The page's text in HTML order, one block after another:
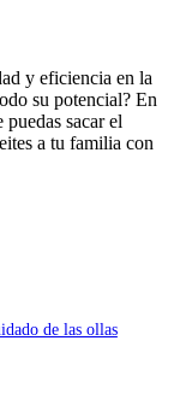
y eficiencia en la
su potencial? En
sacar el
a tu familia con
de las ollas